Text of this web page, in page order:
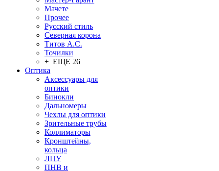
Мачете
Прочее
Русский стиль
Северная корона
Титов А.С.
Точилки
+ ЕЩЕ 26
Оптика
Аксессуары для
оптики
Бинокли
Дальномеры
Чехлы для оптики
Зрительные трубы
Коллиматоры
Кронштейны,
кольца
ЛЦУ
ПНВ и